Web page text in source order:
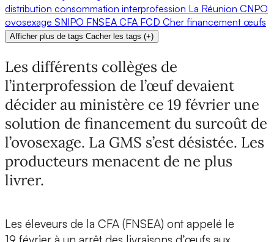
distribution consommation interprofession La Réunion CNPO
ovosexage SNIPO FNSEA CFA FCD Cher financement œufs
Afficher plus de tags Cacher les tags (+)
Les différents collèges de
l’interprofession de l’œuf devaient
décider au ministère ce 19 février une
solution de financement du surcoût de
l’ovosexage. La GMS s’est désistée. Les
producteurs menacent de ne plus
livrer.
Les éleveurs de la CFA (FNSEA) ont appelé le